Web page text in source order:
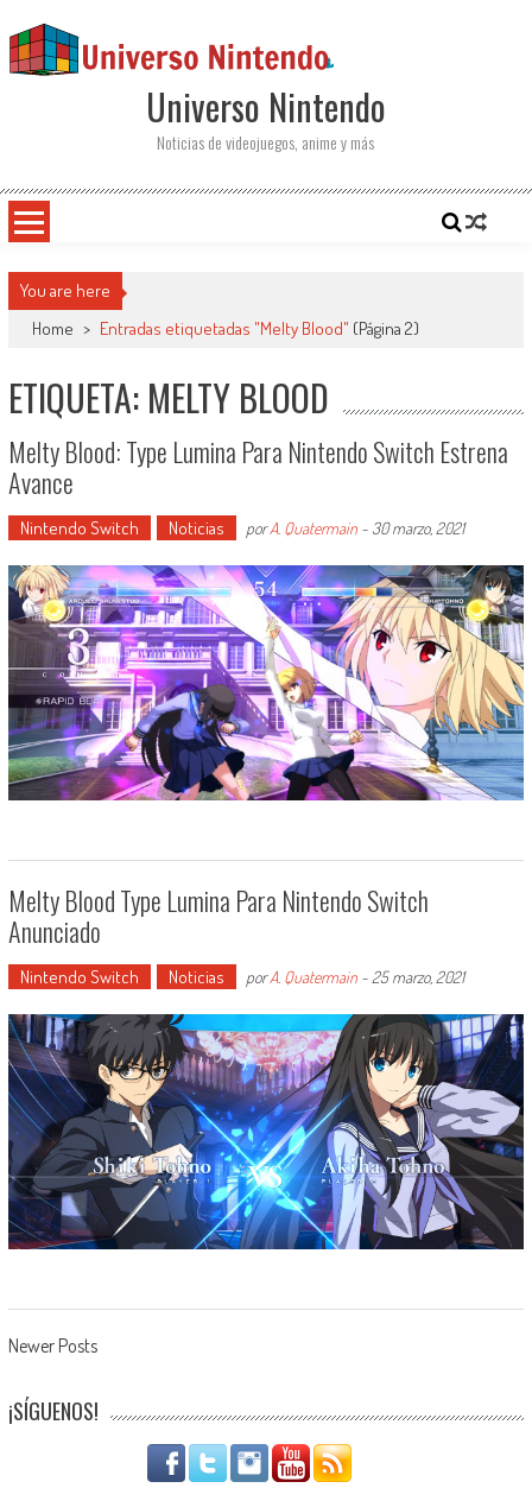
Universo Nintendo
Noticias de videojuegos, anime y más
You are here
Home > Entradas etiquetadas "Melty Blood" (Página 2)
ETIQUETA: MELTY BLOOD
Melty Blood: Type Lumina Para Nintendo Switch Estrena
Avance
Nintendo Switch Noticias porA. Quatermain- 30 marzo, 2021
Melty Blood Type Lumina Para Nintendo Switch
Anunciado
Nintendo Switch Noticias porA. Quatermain- 25 marzo, 2021
Navegación de entradas
Newer Posts
¡SÍGUENOS!